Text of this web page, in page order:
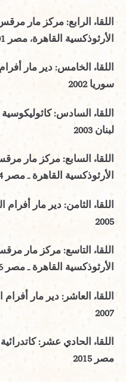
اللقاء الرابع: مركز مار
الأرثوذكسية القاهرة، مصر 2001
اللقاء الخامس: دير مار
سوريا 2002
اللقاء السادس:
لبنان 2003
اللقاء السابع: مركز مار
الأرثوذكسية القاهرة ـ مصر 2004
اللقاء الثامن: دير مار
2005
اللقاء التاسع: مركز مار
الأرثوذكسية القاهرة ـ مصر 2006
اللقاء العاشر: دير مار
2007
اللقاء الحادي عشر:
مصر 2015